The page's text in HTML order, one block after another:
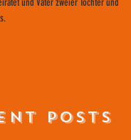
und Vater zweier Töchter und
POSTS